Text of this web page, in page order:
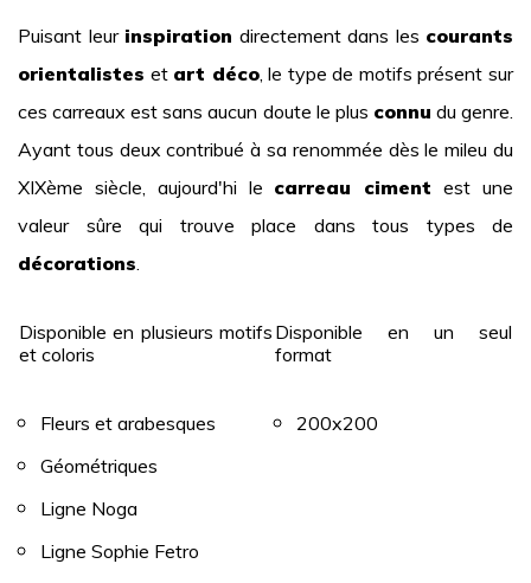
RÉALISATIONS
OUTIL CONCEPTION
CONTACT
Puisant leur inspiration directement dans les courants
orientalistes et art déco, le type de motifs présent sur
ces carreaux est sans aucun doute le plus connu du genre.
Ayant tous deux contribué à sa renommée dès le mileu du
XIXème siècle, aujourd'hi le carreau ciment est une
valeur sûre qui trouve place dans tous types de
décorations.
Disponible en plusieurs motifs
et coloris
Disponible en un seul
format
Fleurs et arabesques
Géométriques
Ligne Noga
Ligne Sophie Fetro
200x200